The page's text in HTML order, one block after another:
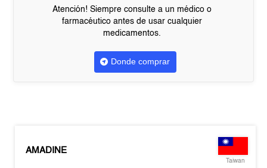
Atención! Siempre consulte a un médico o
farmacéutico antes de usar cualquier
medicamentos.
Donde comprar
AMADINE
Taiwan